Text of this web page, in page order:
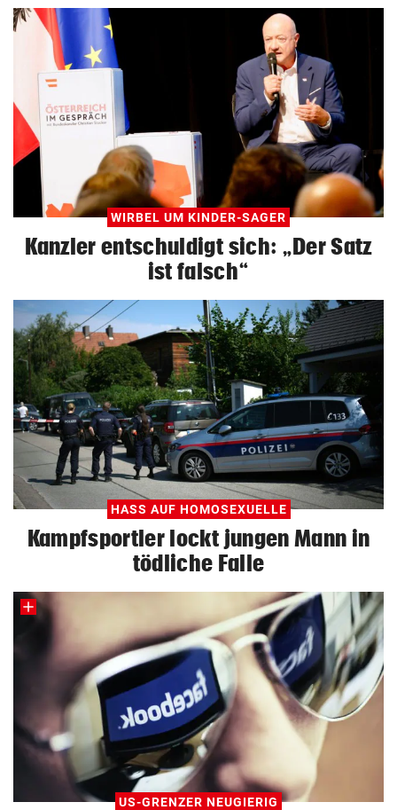
WIRBEL UM KINDER-SAGER
Kanzler entschuldigt sich: „Der Satz
ist falsch“
HASS AUF HOMOSEXUELLE
Kampfsportler lockt jungen Mann in
tödliche Falle
US-GRENZER NEUGIERIG